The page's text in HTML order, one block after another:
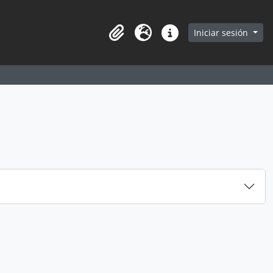
in browse page
Portapapeles
Idioma Enlaces rápidos
Iniciar sesión